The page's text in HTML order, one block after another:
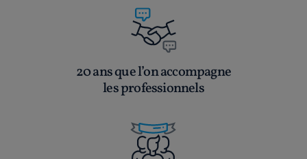
20 ans que l’on accompagne
les professionnels